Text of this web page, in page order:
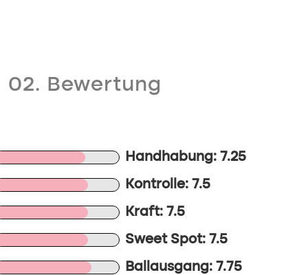
02. Bewertung
Handhabung: 7.25
Kontrolle: 7.5
Kraft: 7.5
Sweet Spot: 7.5
Ballausgang: 7.75